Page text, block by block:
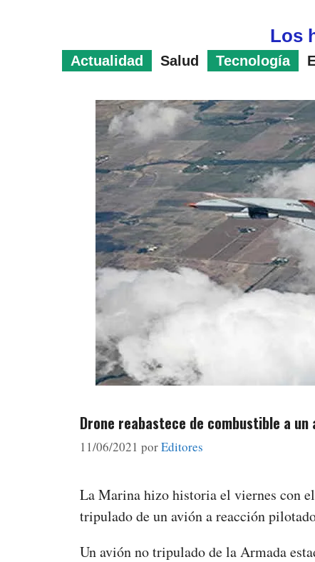
Los
Actualidad Salud Tecnología
Drone reabastece de combustible a
11/06/2021 porEditores
La Marina hizo historia el viernes con
tripulado de un avión a reacción
Un avión no tripulado de la Armada